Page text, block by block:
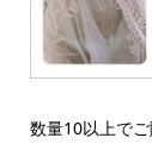
数量10以上で